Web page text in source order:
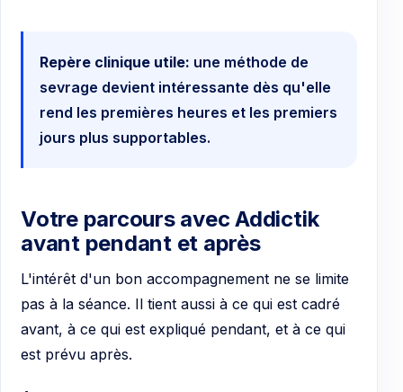
Repère clinique utile: une méthode de
sevrage devient intéressante dès qu'elle
rend les premières heures et les premiers
jours plus supportables.
Votre parcours avec Addictik
avant pendant et après
L'intérêt d'un bon accompagnement ne se limite
pas à la séance. Il tient aussi à ce qui est cadré
avant, à ce qui est expliqué pendant, et à ce qui
est prévu après.